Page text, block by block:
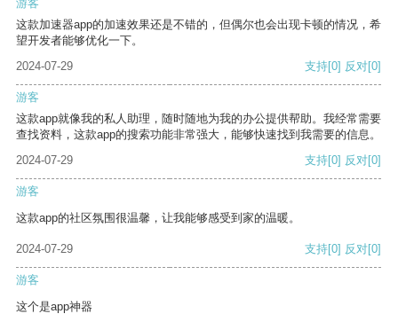
游客
这款加速器app的加速效果还是不错的，但偶尔也会出现卡顿的情况，希
望开发者能够优化一下。
2024-07-29
支持[0] 反对[0]
游客
这款app就像我的私人助理，随时随地为我的办公提供帮助。我经常需要
查找资料，这款app的搜索功能非常强大，能够快速找到我需要的信息。
2024-07-29
支持[0] 反对[0]
游客
这款app的社区氛围很温馨，让我能够感受到家的温暖。
2024-07-29 支持[0] 反对[0]
游客
这个是app神器